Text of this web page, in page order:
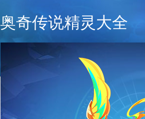
奥奇传说精灵大全